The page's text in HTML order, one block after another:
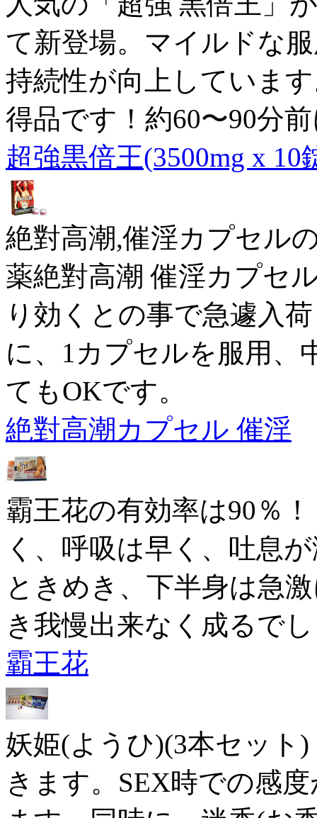
て新登場。マイルドな
持続性が向上していま
得品です！約60〜90分
超強黒倍王(3500mg x 10
絶對高潮,催淫カプセル
薬絶對高潮 催淫カプセ
り効くとの事で急遽入
に、1カプセルを服用、
てもOKです。
絶對高潮カプセル 催淫
霸王花の有効率は90％
く、呼吸は早く、吐息
ときめき、下半身は急
き我慢出来なく成るで
霸王花
妖姫(ようひ)(3本セット
きます。SEX時での感